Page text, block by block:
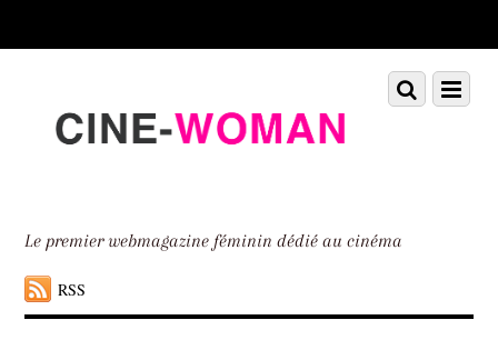
down
Le premier webmagazine féminin dédié au cinéma
RSS
Menu
Scroll
down